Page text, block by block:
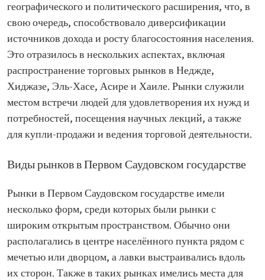
географического и политического расширения, что, в
свою очередь, способствовало диверсификации
источников дохода и росту благосостояния населения.
Это отразилось в нескольких аспектах, включая
распространение торговых рынков в Неджде,
Хиджазе, Эль-Хасе, Асире и Хаиле. Рынки служили
местом встречи людей для удовлетворения их нужд и
потребностей, посещения научных лекций, а также
для купли-продажи и ведения торговой деятельности.
Виды рынков в Первом Саудовском государстве
Рынки в Первом Саудовском государстве имели
несколько форм, среди которых были рынки с
широким открытым пространством. Обычно они
располагались в центре населённого пункта рядом с
мечетью или дворцом, а лавки выстраивались вдоль
их сторон. Также в таких рынках имелись места для